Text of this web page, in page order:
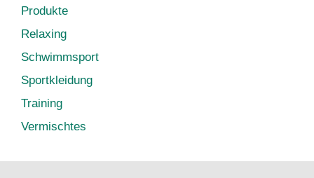
Produkte
Relaxing
Schwimmsport
Sportkleidung
Training
Vermischtes